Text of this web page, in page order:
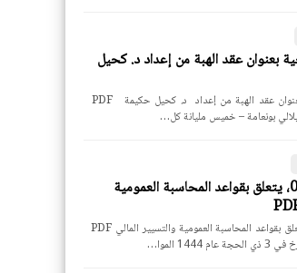
بعنوان عقد الهبة من إعداد د. كحيل
بونعامة – خميس مليانة كل…
قانون رقم 23-07، يتعلق بقواعد المحاسبة العمومية